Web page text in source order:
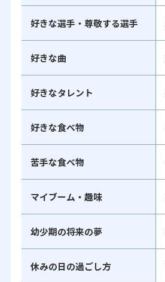
好きな選手・尊敬する選手
好きな曲
好きなタレント
好きな食べ物
苦手な食べ物
マイブーム・趣味
幼少期の将来の夢
休みの日の過ごし方